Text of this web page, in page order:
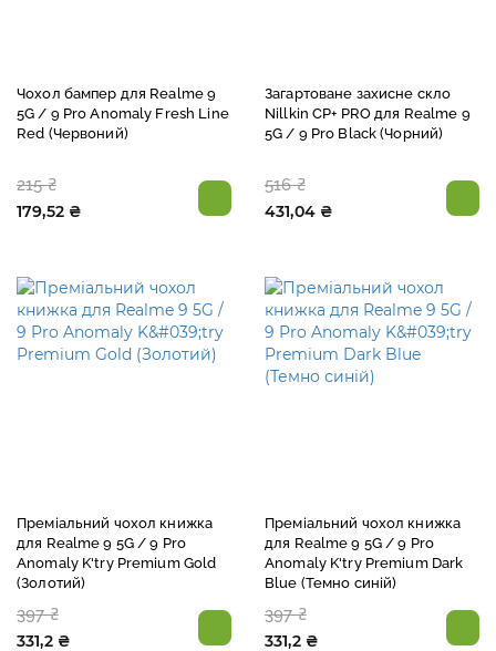
Чохол бампер для Realme 9
5G / 9 Pro Anomaly Fresh Line
Red (Червоний)
215 ₴
179,52 ₴
Загартоване захисне скло
Nillkin CP+ PRO для Realme 9
5G / 9 Pro Black (Чорний)
516 ₴
431,04 ₴
Преміальний чохол книжка
для Realme 9 5G / 9 Pro
Anomaly K'try Premium Gold
(Золотий)
397 ₴
331,2 ₴
Преміальний чохол книжка
для Realme 9 5G / 9 Pro
Anomaly K'try Premium Dark
Blue (Темно синій)
397 ₴
331,2 ₴